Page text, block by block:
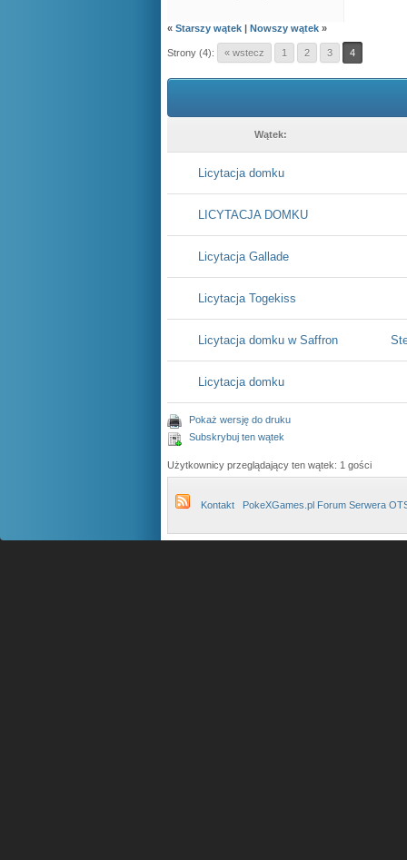
« Starszy wątek | Nowszy wątek »
Strony (4): « wstecz 1 2 3 4
Wątek:
Licytacja domku
LICYTACJA DOMKU
Licytacja Gallade
Licytacja Togekiss
Licytacja domku w Saffron
Licytacja domku
Pokaż wersję do druku
Subskrybuj ten wątek
Użytkownicy przeglądający ten wątek: 1 gości
Kontakt PokeXGames.pl Forum Serwera